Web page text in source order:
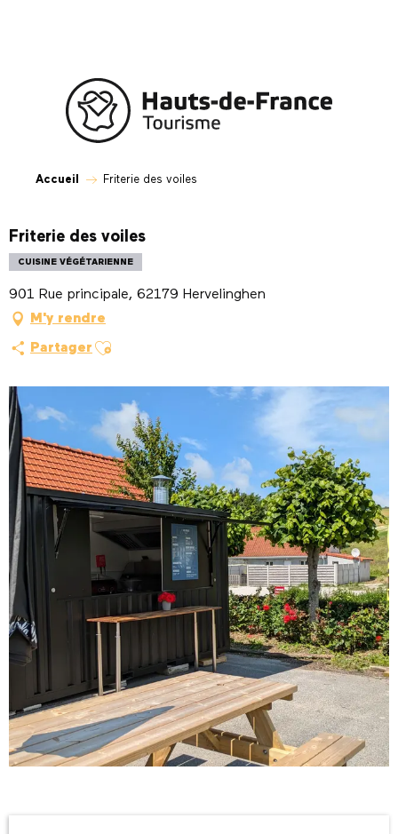
Accueil Friterie des voiles
Friterie des voiles
CUISINE VÉGÉTARIENNE
901 Rue principale, 62179 Hervelinghen
M'y rendre
Partager Ajouter aux favoris